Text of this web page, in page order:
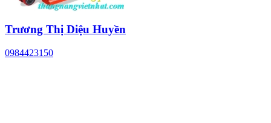
Trương Thị Diệu Huyền
0984423150